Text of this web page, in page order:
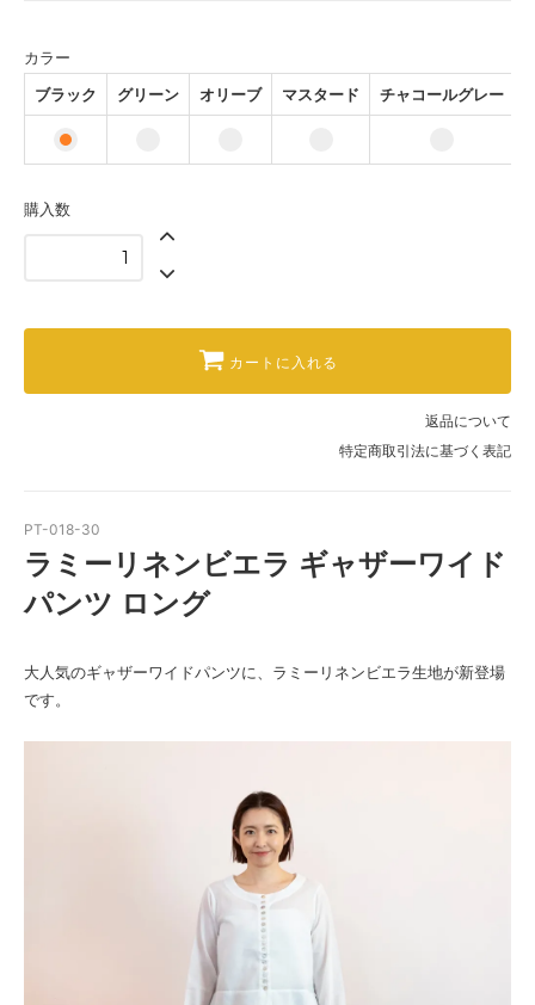
マスタード
カラー
ブラック
グリーン オリーブ マスタード チャコールグレー
購入数
カートに入れる
返品について
特定商取引法に基づく表記
PT-018-30
ラミーリネンビエラ ギャザーワイド
パンツ ロング
大人気のギャザーワイドパンツに、ラミーリネンビエラ生地が新登場
です。